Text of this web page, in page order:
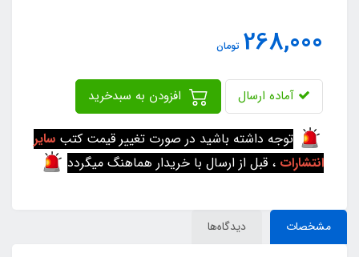
268,000 تومان
آماده ارسال
توجه داشته باشید در صورت تغییر قیمت کتب سایر
انتشارات ، قبل از ارسال با خریدار هماهنگ میگردد
مشخصات دیدگاه‌ها